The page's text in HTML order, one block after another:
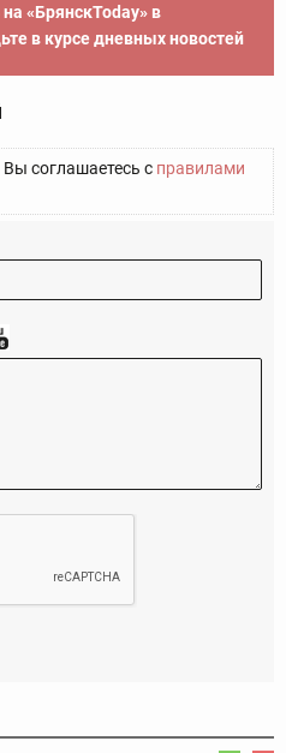
«БрянскToday» в
в курсе дневных новостей
соглашаетесь с правилами